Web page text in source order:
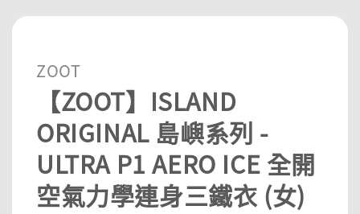
ZOOT
【ZOOT】ISLAND
ORIGINAL 島嶼系列 -
ULTRA P1 AERO ICE 全開
空氣力學連身三鐵衣 (女)